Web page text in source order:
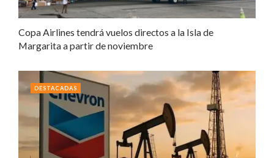
Copa Airlines tendrá vuelos directos a la Isla de
Margarita a partir de noviembre
DESTACADAS